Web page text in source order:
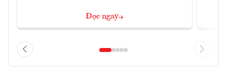
Đọc ngay